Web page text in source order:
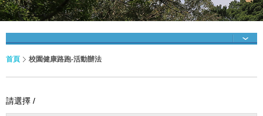
首頁 校園健康路跑-活動辦法
請選擇 /